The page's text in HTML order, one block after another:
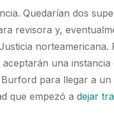
Quedarían dos
revisora y,
norteamericana.
una instancia
para llegar a un
que empezó a dejar